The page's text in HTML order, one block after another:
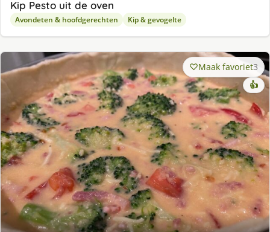
Kip Pesto uit de oven
Avondeten & hoofdgerechten Kip & gevogelte
Maak favoriet3
👍